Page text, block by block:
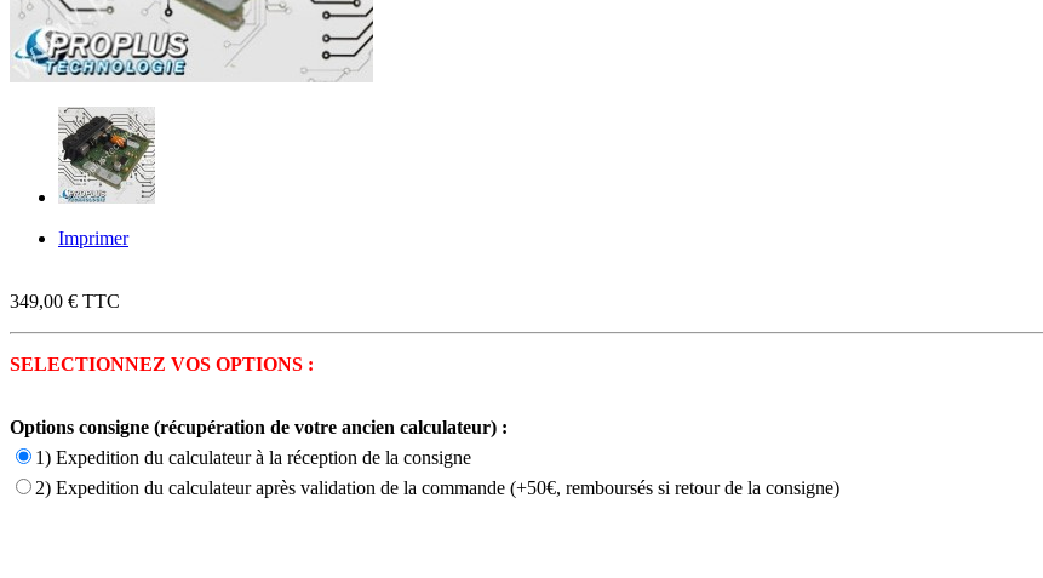
Imprimer
349,00 € TTC
SELECTIONNEZ VOS OPTIONS :
Options consigne (récupération de votre ancien calculateur) :
1) Expedition du calculateur à la réception de la consigne
2) Expedition du calculateur après validation de la commande (+50€, remboursés si retour de la consigne)